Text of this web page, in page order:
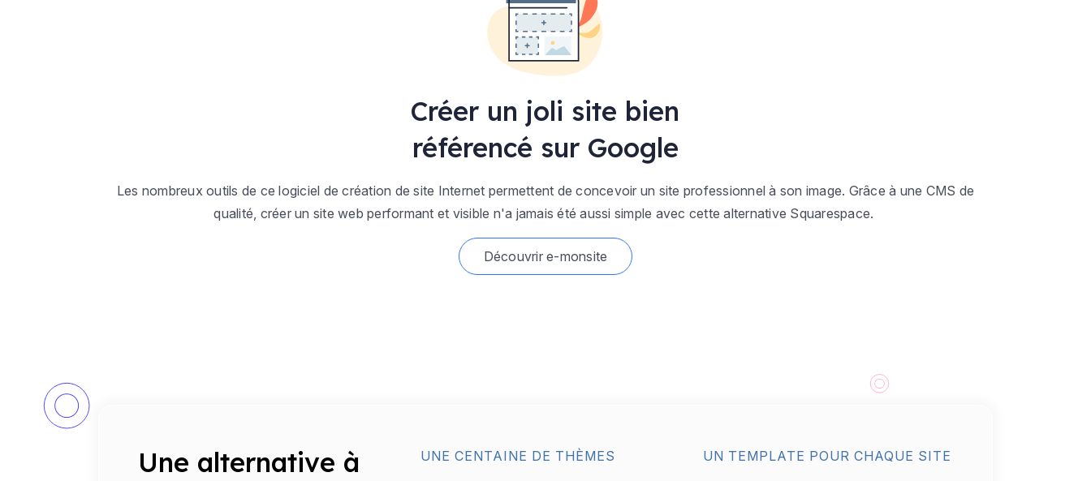
Créer un joli site bien
référencé sur Google
Les nombreux outils de ce logiciel de création de site Internet permettent de concevoir un site professionnel à son image. Grâce à une CMS de
qualité, créer un site web performant et visible n'a jamais été aussi simple avec cette alternative Squarespace.
Découvrir e-monsite
Une alternative à
UNE CENTAINE DE THÈMES UN TEMPLATE POUR CHAQUE SITE